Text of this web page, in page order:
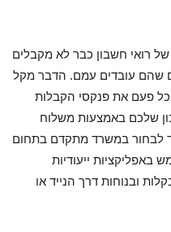
רואי חשבון כבר לא מקבלים
שהם עובדים עמם. הדבר מקל
פעם את פנקסי הקבלות
שלכם באמצעות משלוח
לבחור במשרד מתקדם בתחום
ייעודיות
ובנוחות דרך הנייד או